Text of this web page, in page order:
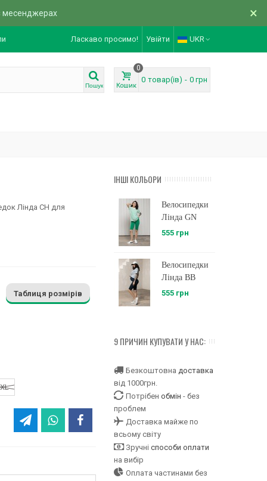
месенджерах ×
Ласкаво просимо! Увійти UKR
Пошук Кошик
0
0 товар(ів) - 0 грн
Лінда CH для
Таблиця розмірів
ІНШІ КОЛЬОРИ
Велосипедки
Лінда GN
555 грн
Велосипедки
Лінда BB
555 грн
9 ПРИЧИН КУПУВАТИ У НАС:
Безкоштовна доставка
від 1000грн.
Потрібен обмін - без
проблем
Доставка майже по
всьому світу
Зручні способи оплати
на вибір
Оплата частинами без